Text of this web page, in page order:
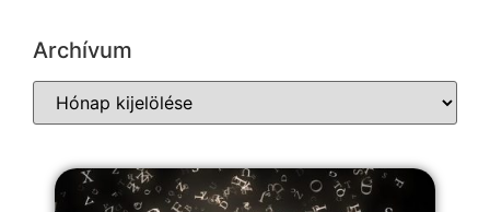
Archívum